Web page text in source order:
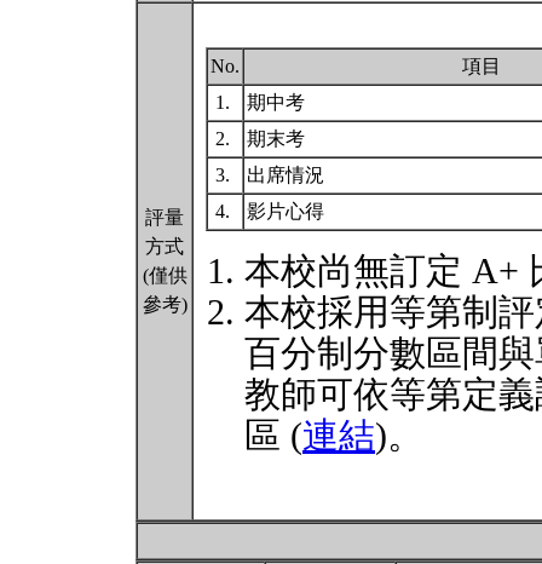
評量
方式
(僅供
參考)
No.
項目
1.
期中考
2.
期末考
3.
出席情況
4.
影片心得
本校尚無訂定 A+
本校採用等第制
百分制分數區間
教師可依等第定
區 (連結)。